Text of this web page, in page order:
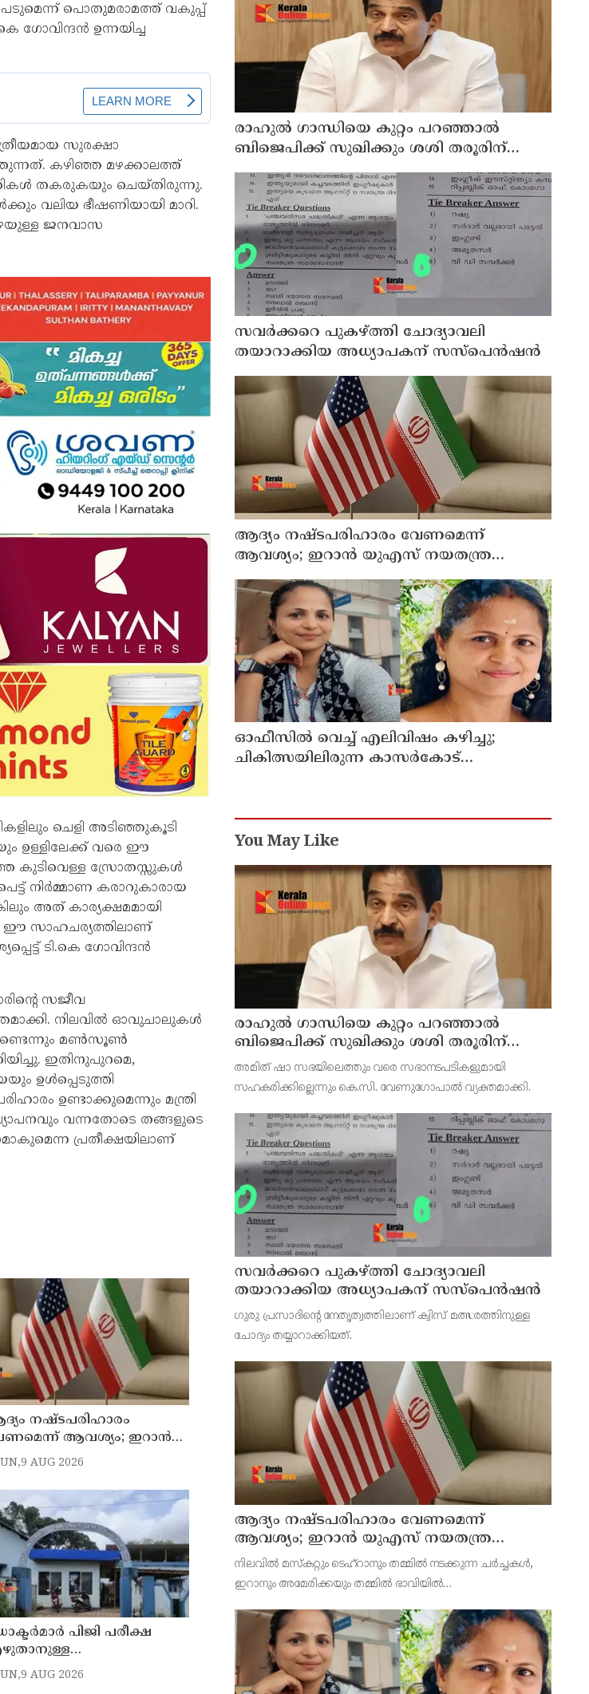
പൊതുമരാമത്ത് വകുപ്പ്
ഗോവിന്ദൻ ഉന്നയിച്ച
സുരക്ഷാ
കഴിഞ്ഞ മഴക്കാലത്ത്
തകരുകയും ചെയ്തിരുന്നു.
വലിയ ഭീഷണിയായി മാറി.
ജനവാസ
ചെളി അടിഞ്ഞുകൂടി
ഉള്ളിലേക്ക് വരെ ഈ
കുടിവെള്ള സ്രോതസ്സുകൾ
നിർമ്മാണ കരാറുകാരായ
അത് കാര്യക്ഷമമായി
ഈ സാഹചര്യത്തിലാണ്
ടി.കെ ഗോവിന്ദൻ
സജീവ
നിലവിൽ ഓവുചാലുകൾ
മൺസൂൺ
ഇതിനുപുറമെ,
ഉൾപ്പെടുത്തി
ഉണ്ടാക്കുമെന്നും മന്ത്രി
വന്നതോടെ തങ്ങളുടെ
പ്രതീക്ഷയിലാണ്
നഷ്ടപരിഹാരം
ആവശ്യം; ഇറാന്‍
നയതന്ത്ര നീക്കങ്ങളില്‍
AUG 2026
പിജി പരീക്ഷ
പാണത്തൂര്‍
AUG 2026
രാഹുല്‍ ഗാന്ധിയെ കുറ്റം പറഞ്ഞാല്‍
ബിജെപിക്ക് സുഖിക്കും ശശി തരൂരിന്
മറുപടിയുമായി കെ സി വേണുഗോപാല്‍
സവര്‍ക്കറെ പുകഴ്ത്തി ചോദ്യാവലി
തയാറാക്കിയ അധ്യാപകന് സസ്‌പെന്‍ഷന്‍
ആദ്യം നഷ്ടപരിഹാരം വേണമെന്ന്
ആവശ്യം; ഇറാന്‍ യുഎസ് നയതന്ത്ര
നീക്കങ്ങളില്‍ അനിശ്ചിതത്വം
ഓഫീസില്‍ വെച്ച് എലിവിഷം കഴിച്ചു;
ചികിത്സയിലിരുന്ന കാസര്‍കോട്
You May Like
രാഹുല്‍ ഗാന്ധിയെ കുറ്റം പറഞ്ഞാല്‍
ബിജെപിക്ക് സുഖിക്കും ശശി തരൂരിന്
മറുപടിയുമായി കെ സി വേണുഗോപാല്‍
അമിത് ഷാ സഭയിലെത്തും വരെ സഭാനടപടികളുമായി
സഹകരിക്കില്ലെന്നും കെ.സി. വേണുഗോപാല്‍ വ്യക്തമാക്കി.
സവര്‍ക്കറെ പുകഴ്ത്തി ചോദ്യാവലി
തയാറാക്കിയ അധ്യാപകന് സസ്‌പെന്‍ഷന്‍
ഗുരു പ്രസാദിന്റെ നേതൃത്വത്തിലാണ് ക്വിസ് മത്സരത്തിനുള്ള
ചോദ്യം തയ്യാറാക്കിയത്.
ആദ്യം നഷ്ടപരിഹാരം വേണമെന്ന്
ആവശ്യം; ഇറാന്‍ യുഎസ് നയതന്ത്ര
നീക്കങ്ങളില്‍ അനിശ്ചിതത്വം
നിലവില്‍ മസ്‌കറ്റും ടെഹ്റാനും തമ്മില്‍ നടക്കുന്ന ചര്‍ച്ചകള്‍,
ഇറാനും അമേരിക്കയും തമ്മില്‍ ഭാവിയില്‍
ഘട്ടമായാണ് നിരീക്ഷകര്‍ കാണുന്നത്.